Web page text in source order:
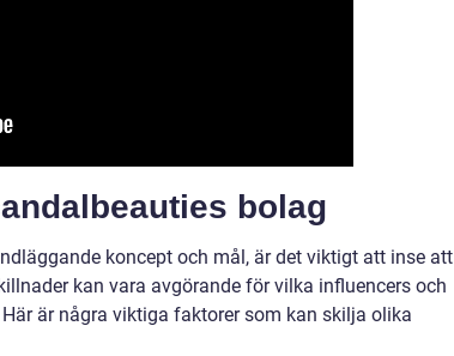
bolag
koncept och mål, är det viktigt att inse att
kan vara avgörande för vilka influencers och
är några viktiga faktorer som kan skilja olika